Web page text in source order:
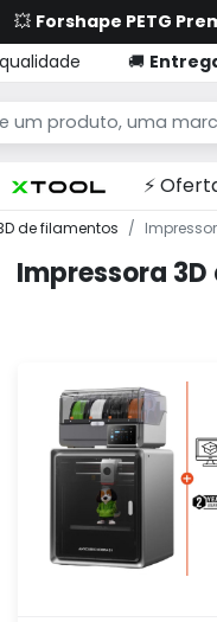
💥 Forshape PETG
🚚
⚡
de filamentos
Impressora